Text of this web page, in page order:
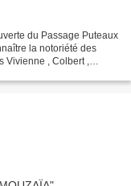
du Passage Puteaux
la notoriété des
Vivienne , Colbert ,